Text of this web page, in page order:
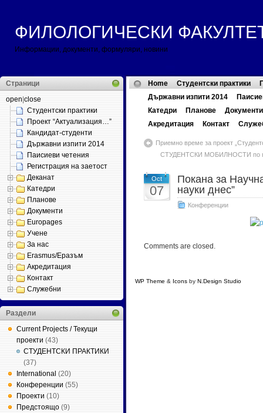
ФИЛОЛОГИЧЕСКИ ФАКУЛТЕТ
Информации, документи, формуляри, новини
Страници
open close
Студентски практики
Проект “Актуализация…”
Кандидат-студенти
Държавни изпити 2014
Паисиеви четения
Регистрация на заетост
Деканат
Катедри
Планове
Документи
Europages
Учене
За нас
Erasmus/Еразъм
Акредитация
Контакт
Служебни
Раздели
Current Projects / Текущи
проекти (43)
СТУДЕНТСКИ ПРАКТИКИ
(37)
International (20)
Конференции (55)
Проекти (10)
Предстоящо (9)
Home Студентски практики
Държавни изпити 2014
Катедри
Планове
Документи
Акредитация
Контакт
Приемно време за проект
СТУДЕНТСКИ МОБИЛНОСТИ по
Oct
07
Покана за
науки днес”
Конференции
Comments are closed.
WP Theme & Icons by N.Design Studio